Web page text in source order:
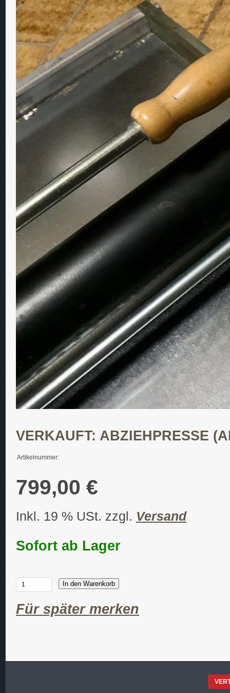
VERKAUFT: ABZIEHPRESSE
Artikelnummer:
799,00 €
Inkl. 19 % USt. zzgl. Versand
Sofort ab Lager
In den Warenkorb
Für später merken